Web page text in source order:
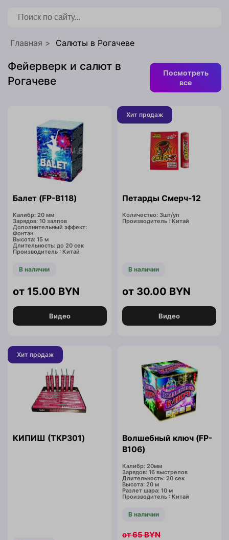
Главная Салюты в Рогачеве
Фейерверк и салют в
Рогачеве
Посмотреть
все
Балет (FP-B118)
Калибр: 20 мм
Зарядов: 10 залпов
Дополнительный эффект:
Фонтан
Высота: 15 м
Длительность: до 20 сек
Производитель : Китай
В наличии
15.00 BYN
Видео
Хит продаж
Петарды Смерч-12
Количество: 3шт/уп
Производитель : Китай
В наличии
30.00 BYN
Видео
Хит продаж
КИПИШ (TKP301)
Волшебный ключ (FP-
B106)
Калибр: 20мм
Зарядов: 16 выстрелов
Длительность: 20 сек
Высота: 20 м
Разлет шара: 10 м
Производитель : Китай
В наличии
65BYN